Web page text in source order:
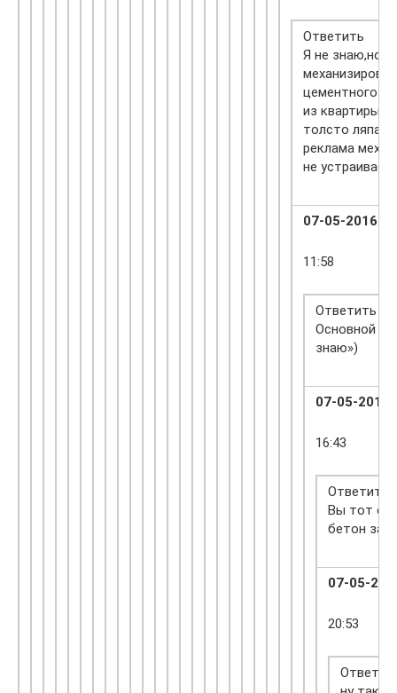
Ответить
Я не знаю,но
цементного
из квартиры
толсто
реклама
не
07-05-2016
11:58
Ответить
Основной
знаю»)
07-05-2016
16:43
Ответить
Вы тот
бетон за
07-05-
20:53